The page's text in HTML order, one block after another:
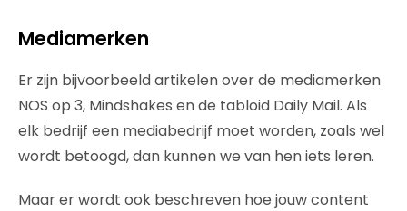
Mediamerken
Er zijn bijvoorbeeld artikelen over de mediamerken
NOS op 3, Mindshakes en de tabloid Daily Mail. Als
elk bedrijf een mediabedrijf moet worden, zoals wel
wordt betoogd, dan kunnen we van hen iets leren.
Maar er wordt ook beschreven hoe jouw content